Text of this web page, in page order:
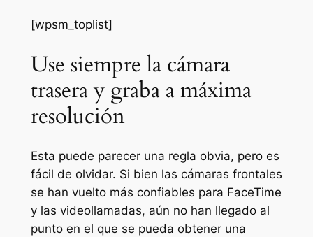
[wpsm_toplist]
Use siempre la cámara
trasera y graba a máxima
resolución
Esta puede parecer una regla obvia, pero es
fácil de olvidar. Si bien las cámaras frontales
se han vuelto más confiables para FaceTime
y las videollamadas, aún no han llegado al
punto en el que se pueda obtener una